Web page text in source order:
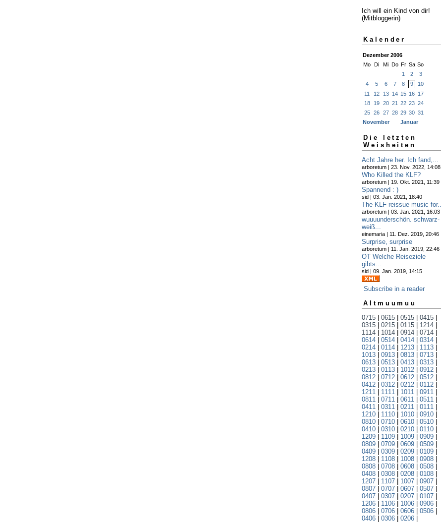
Ich will ein Kind von dir!
(Mitbloggerin)
Kalender
Dezember 2006
Mo
Di Mi Do Fr Sa So
1
2
3
4
5 6 7 8 9
10
11
12 13 14 15 16 17
18
19 20 21 22 23 24
25
26 27 28 29 30 31
November
Januar
Die letzten
Weisheiten
Acht Jahre her. Ich fand,...
arboretum | 23. Nov. 2022, 14:08
Who Killed the KLF?
arboretum | 19. Okt. 2021, 11:39
Spannend : )
sid | 03. Jan. 2021, 18:40
The KLF reissue music for...
arboretum | 03. Jan. 2021, 16:03
wuuuunderschön. schwarz-
weiß...
einemaria | 11. Dez. 2019, 20:46
Surprise, surprise
arboretum | 11. Jan. 2019, 22:46
OT Welche Reiseziele
gibts...
sid | 09. Jan. 2019, 14:15
Subscribe in a reader
Altmuumuu
0715
0615 0515 0415
0315
0215 0115 1214
1114
1014 0914 0714
0614
0514 0414 0314
0214
0114 1213 1113
1013
0913 0813 0713
0613
0513 0413 0313
0213
0113 1012 0912
0812
0712 0612 0512
0412
0312 0212 0112
1211
1111 1011 0911
0811
0711 0611 0511
0411
0311 0211 0111
1210
1110 1010 0910
0810
0710 0610 0510
0410
0310 0210 0110
1209
1109 1009 0909
0809
0709 0609 0509
0409
0309 0209 0109
1208
1108 1008 0908
0808
0708 0608 0508
0408
0308 0208 0108
1207
1107 1007 0907
0807
0707 0607 0507
0407
0307 0207 0107
1206
1106 1006 0906
0806
0706 0606 0506
0406
0306 0206